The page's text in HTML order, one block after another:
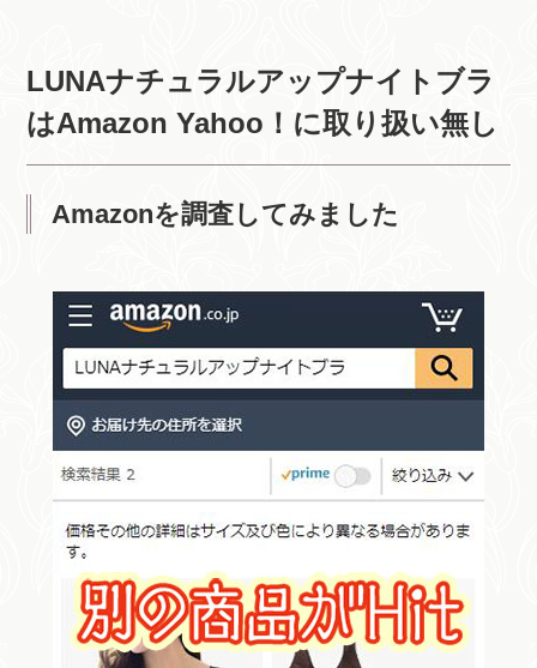
LUNAナチュラルアップナイトブラ
はAmazon Yahoo！に取り扱い無し
Amazonを調査してみました